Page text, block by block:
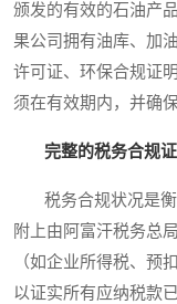
颁发的有效的石油产
果公司拥有油库、加
许可证、环保合规证
须在有效期内，并确
完整的税务合规
税务合规状况是衡
附上由阿富汗税务总
（如企业所得税、预
以证实所有应纳税款